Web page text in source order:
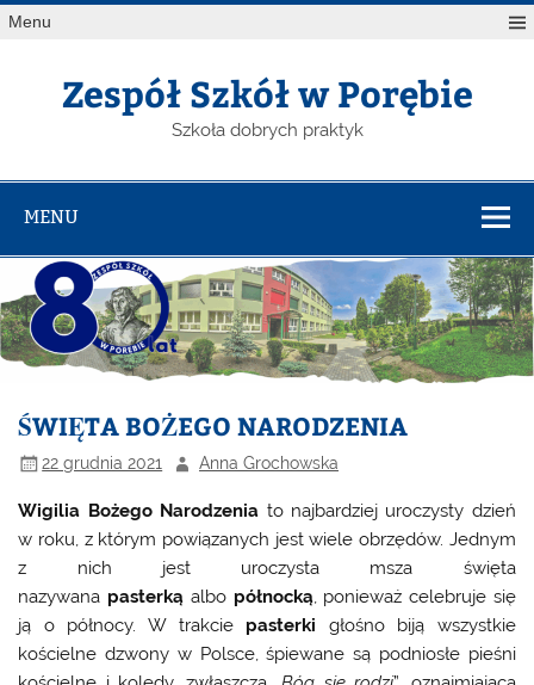
Menu
Zespół Szkół w Porębie
Szkoła dobrych praktyk
MENU
ŚWIĘTA BOŻEGO NARODZENIA
22 grudnia 2021 Anna Grochowska
Wigilia Bożego Narodzenia to najbardziej uroczysty dzień
w roku, z którym powiązanych jest wiele obrzędów. Jednym
z nich jest uroczysta msza święta
nazywana pasterkąalbo północką, ponieważ celebruje się
ją o północy. W trakcie pasterki głośno biją wszystkie
kościelne dzwony w Polsce, śpiewane są podniosłe pieśni